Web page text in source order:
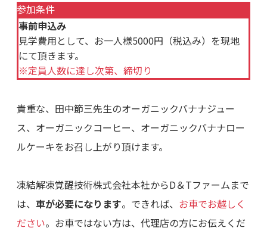
参加条件
事前申込み
見学費用として、お一人様5000円（税込み）を現地
にて頂きます。
※定員人数に達し次第、締切り
貴重な、田中節三先生のオーガニックバナナジュー
ス、オーガニックコーヒー、オーガニックバナナロー
ルケーキをお召し上がり頂けます。
凍結解凍覚醒技術株式会社本社からD＆Tファームまで
は、 車が必要になります。できれば、 お車でお越しく
ださい。お車ではない方は、代理店の方にお伝えくだ